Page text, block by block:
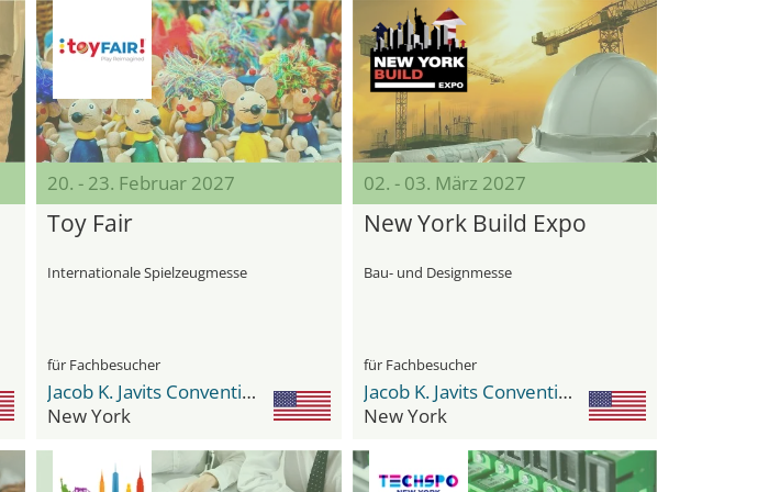
20. - 23. Februar 2027
Toy Fair
Internationale Spielzeugmesse
für Fachbesucher
Jacob K. Javits Convention Center
New York
02. - 03. März 2027
New York Build Expo
Bau- und Designmesse
für Fachbesucher
Jacob K. Javits Convention Center
New York